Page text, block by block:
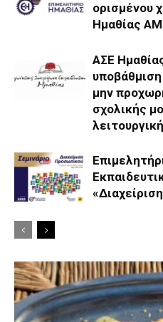
ορισμένου
Ημαθίας
ΑΣΕ
μην
σχολικής